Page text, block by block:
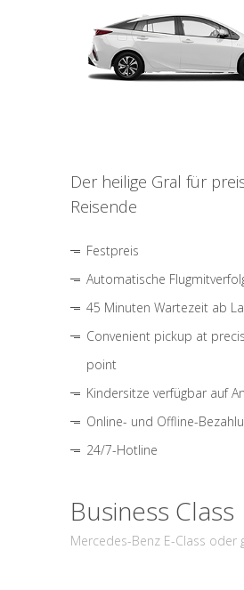
Der heilige Gral für
Reisende
Festpreis
Automatische
45 Minuten Wartezeit ab
Convenient pickup at
point
Kindersitze verfügbar auf
Online- und Offline-
24/7-Hotline
Business Class
Mercedes-Benz E-Class oder